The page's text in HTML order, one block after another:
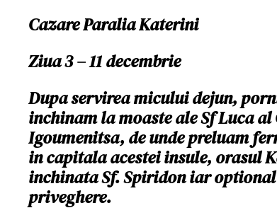
Cazare Paralia Katerini
Ziua 3 – 11 decembrie
Dupa servirea micului dejun,
inchinam lamoaste ale Sf Luca
Igoumenitsa, de unde preluam
in capitala acestei insule, orasul
inchinata Sf. Spiridon iar
priveghere.